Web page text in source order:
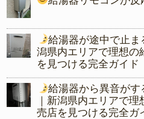
給湯器が途中で止
潟県内エリアで理想の
を見つける完全ガイド
給湯器から異音がす
｜新潟県内エリアで
売店を見つける完全ガ